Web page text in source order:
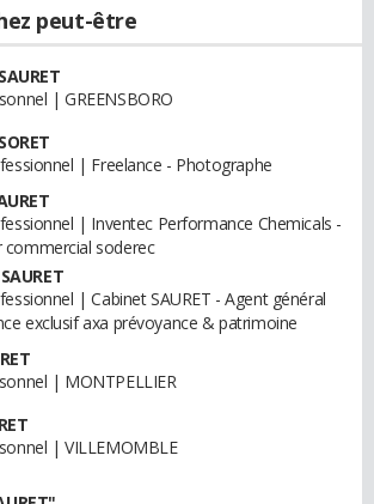
peut-être
| GREENSBORO
| Freelance - Photographe
| Inventec Performance Chemicals -
commercial soderec
| Cabinet SAURET - Agent général
exclusif axa prévoyance & patrimoine
| MONTPELLIER
| VILLEMOMBLE